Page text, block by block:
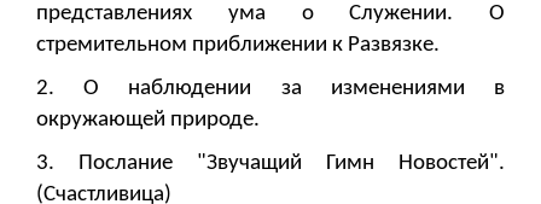
представлениях ума о Служении. О
стремительном приближении к Развязке.
2. О наблюдении за изменениями в
окружающей природе.
3. Послание "Звучащий Гимн Новостей".
(Счастливица)